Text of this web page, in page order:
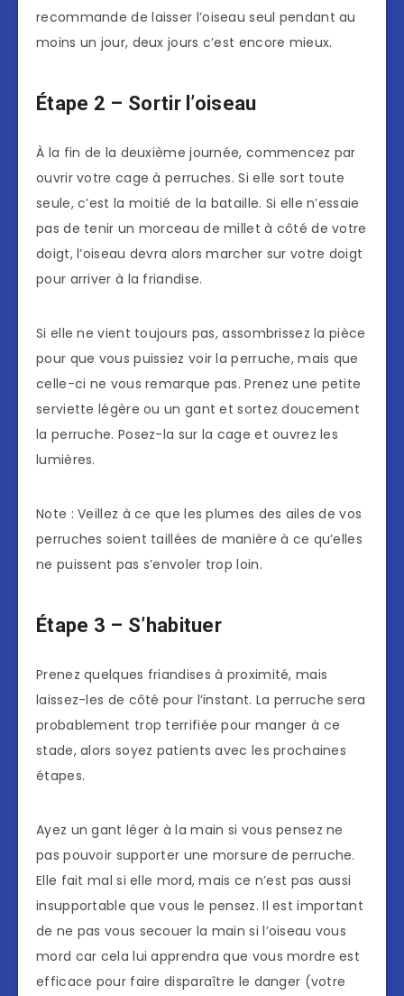
recommande de laisser l’oiseau seul pendant au
moins un jour, deux jours c’est encore mieux.
Étape 2 – Sortir l’oiseau
À la fin de la deuxième journée, commencez par
ouvrir votre cage à perruches. Si elle sort toute
seule, c’est la moitié de la bataille. Si elle n’essaie
pas de tenir un morceau de millet à côté de votre
doigt, l’oiseau devra alors marcher sur votre doigt
pour arriver à la friandise.
Si elle ne vient toujours pas, assombrissez la pièce
pour que vous puissiez voir la perruche, mais que
celle-ci ne vous remarque pas. Prenez une petite
serviette légère ou un gant et sortez doucement
la perruche. Posez-la sur la cage et ouvrez les
lumières.
Note : Veillez à ce que les plumes des ailes de vos
perruches soient taillées de manière à ce qu’elles
ne puissent pas s’envoler trop loin.
Étape 3 – S’habituer
Prenez quelques friandises à proximité, mais
laissez-les de côté pour l’instant. La perruche sera
probablement trop terrifiée pour manger à ce
stade, alors soyez patients avec les prochaines
étapes.
Ayez un gant léger à la main si vous pensez ne
pas pouvoir supporter une morsure de perruche.
Elle fait mal si elle mord, mais ce n’est pas aussi
insupportable que vous le pensez. Il est important
de ne pas vous secouer la main si l’oiseau vous
mord car cela lui apprendra que vous mordre est
efficace pour faire disparaître le danger (votre